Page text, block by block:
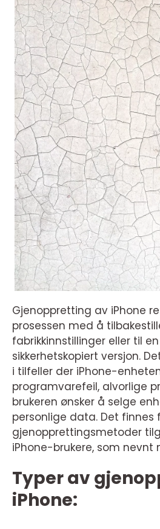
Gjenoppretting av iPhone
prosessen med å
fabrikkinnstillinger eller til
sikkerhetskopiert versjon.
i tilfeller der iPhone-
programvarefeil, alvorlige
brukeren ønsker å selge
personlige data. Det finnes
gjenopprettingsmetoder
iPhone-brukere, som nevnt
Typer av
iPhone: